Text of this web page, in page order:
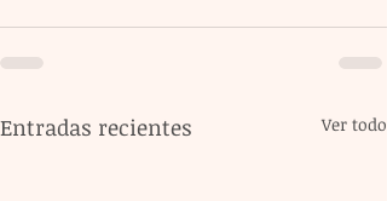
Entradas recientes Ver todo